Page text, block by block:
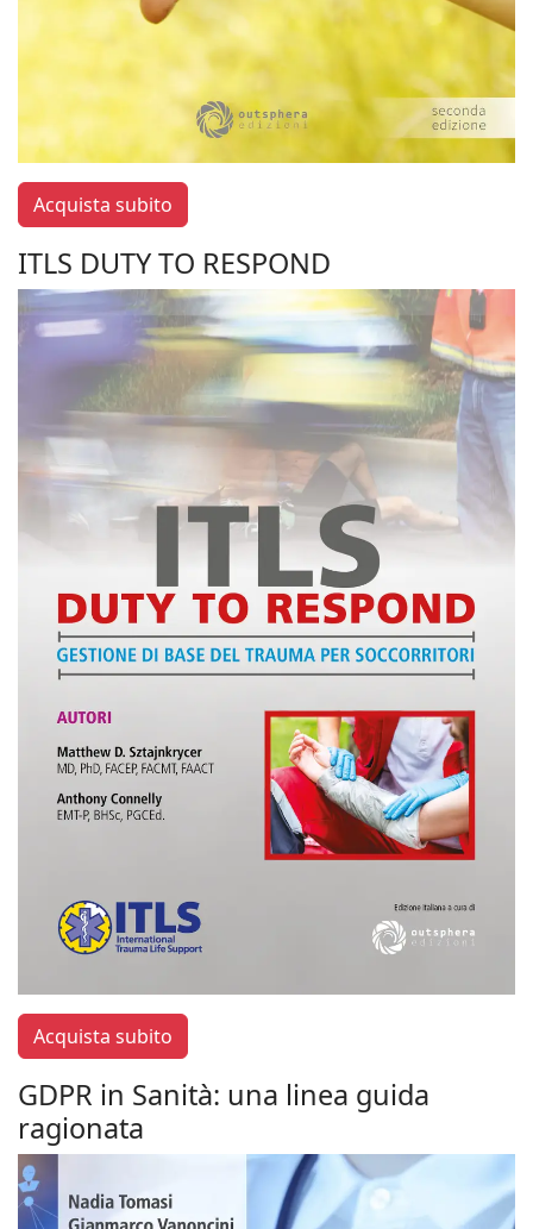
Acquista subito
ITLS DUTY TO RESPOND
Acquista subito
GDPR in Sanità: una linea guida
ragionata